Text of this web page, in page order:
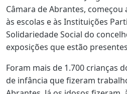
Câmara de Abrantes,
às escolas e às Instituições
Solidariedade Social do
exposições que estão
Foram mais de 1.700 crianças
de infância que fizeram